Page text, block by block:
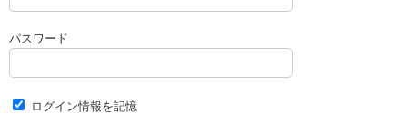
パスワード
ログイン情報を記憶